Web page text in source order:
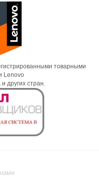
товарными
Lenovo
других стран.